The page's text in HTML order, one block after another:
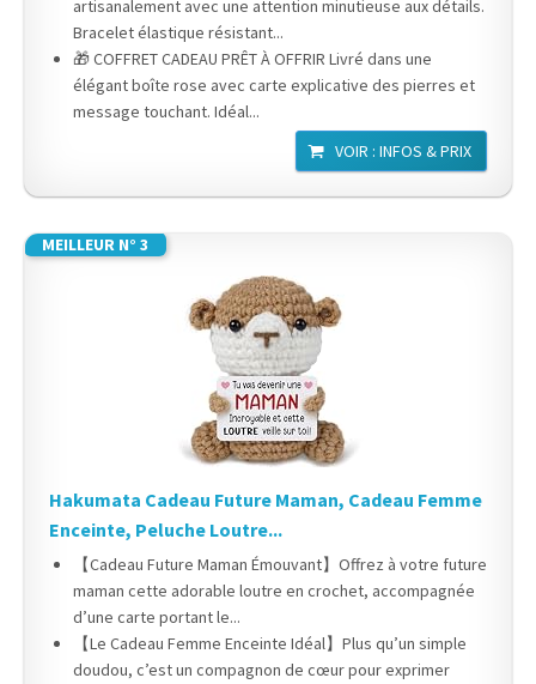
artisanalement avec une attention minutieuse aux détails.
Bracelet élastique résistant...
🎁 COFFRET CADEAU PRÊT À OFFRIR Livré dans une
élégant boîte rose avec carte explicative des pierres et
message touchant. Idéal...
VOIR : INFOS & PRIX
MEILLEUR N° 3
Hakumata Cadeau Future Maman, Cadeau Femme
Enceinte, Peluche Loutre...
【Cadeau Future Maman Émouvant】Offrez à votre future
maman cette adorable loutre en crochet, accompagnée
d’une carte portant le...
【Le Cadeau Femme Enceinte Idéal】Plus qu’un simple
doudou, c’est un compagnon de cœur pour exprimer